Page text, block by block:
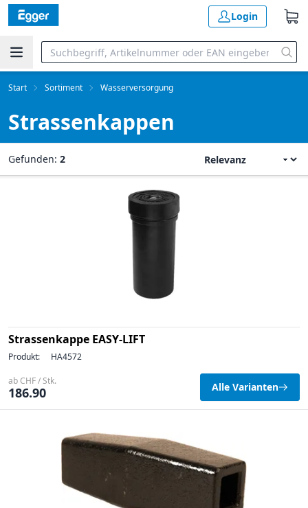
Login
Start Sortiment Wasserversorgung
Strassenkappen
Gefunden: 2
Strassenkappe EASY-LIFT
Produkt: HA4572
ab CHF / Stk.
186.90 Alle Varianten